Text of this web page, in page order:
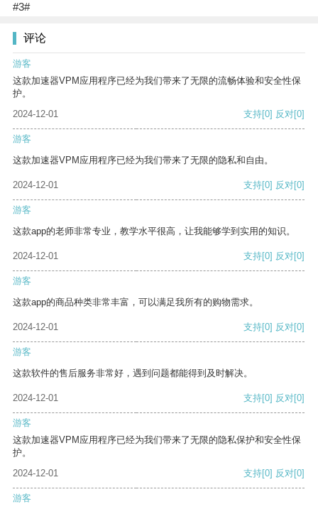
#3#
评论
游客
这款加速器VPM应用程序已经为我们带来了无限的流畅体验和安全性保
护。
2024-12-01
支持[0] 反对[0]
游客
这款加速器VPM应用程序已经为我们带来了无限的隐私和自由。
2024-12-01 支持[0] 反对[0]
游客
这款app的老师非常专业，教学水平很高，让我能够学到实用的知识。
2024-12-01 支持[0] 反对[0]
游客
这款app的商品种类非常丰富，可以满足我所有的购物需求。
2024-12-01 支持[0] 反对[0]
游客
这款软件的售后服务非常好，遇到问题都能得到及时解决。
2024-12-01 支持[0] 反对[0]
游客
这款加速器VPM应用程序已经为我们带来了无限的隐私保护和安全性保
护。
2024-12-01
支持[0] 反对[0]
游客